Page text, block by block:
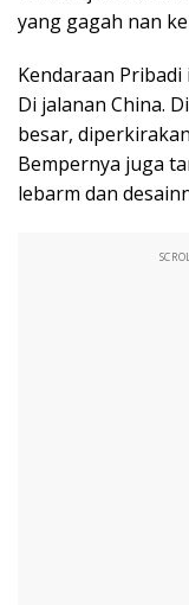
yang gagah nan
Kendaraan
Di jalanan China.
besar,
Bempernya juga
lebarm dan